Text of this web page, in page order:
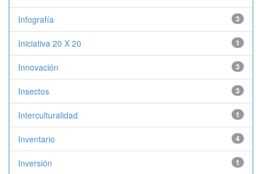
Infografía 3
Iniciativa 20 X 20 1
Innovación 3
Insectos 3
Interculturalidad 1
Inventario 4
Inversión 1